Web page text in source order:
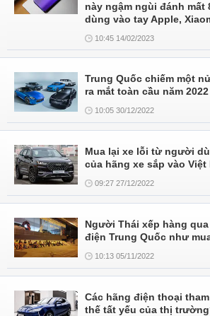
này ngậm ngùi đánh mất
dùng vào tay Apple,
10:45 14/02/2023
Trung Quốc chiếm một
ra mắt toàn cầu năm 2022
10:05 30/12/2022
Mua lại xe lỗi từ người
của hãng xe sắp vào Việt
09:27 27/12/2022
Người Thái xếp hàng
điện Trung Quốc như
10:13 05/11/2022
Các hãng điện thoại
thế tất yếu của thị